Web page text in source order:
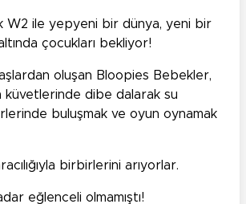
W2 ile yepyeni bir dünya, yeni bir
çocukları bekliyor!
oluşan Bloopies Bebekler,
küvetlerinde dibe dalarak su
buluşmak ve oyun oynamak
birbirlerini arıyorlar.
eğlenceli olmamıştı!